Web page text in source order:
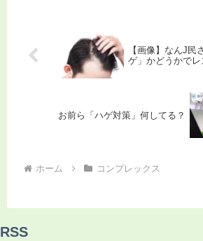
【画像】なんJ民
ゲ」かどうかで
お前ら「ハゲ対策」何してる？
ホーム コンプレックス
RSS